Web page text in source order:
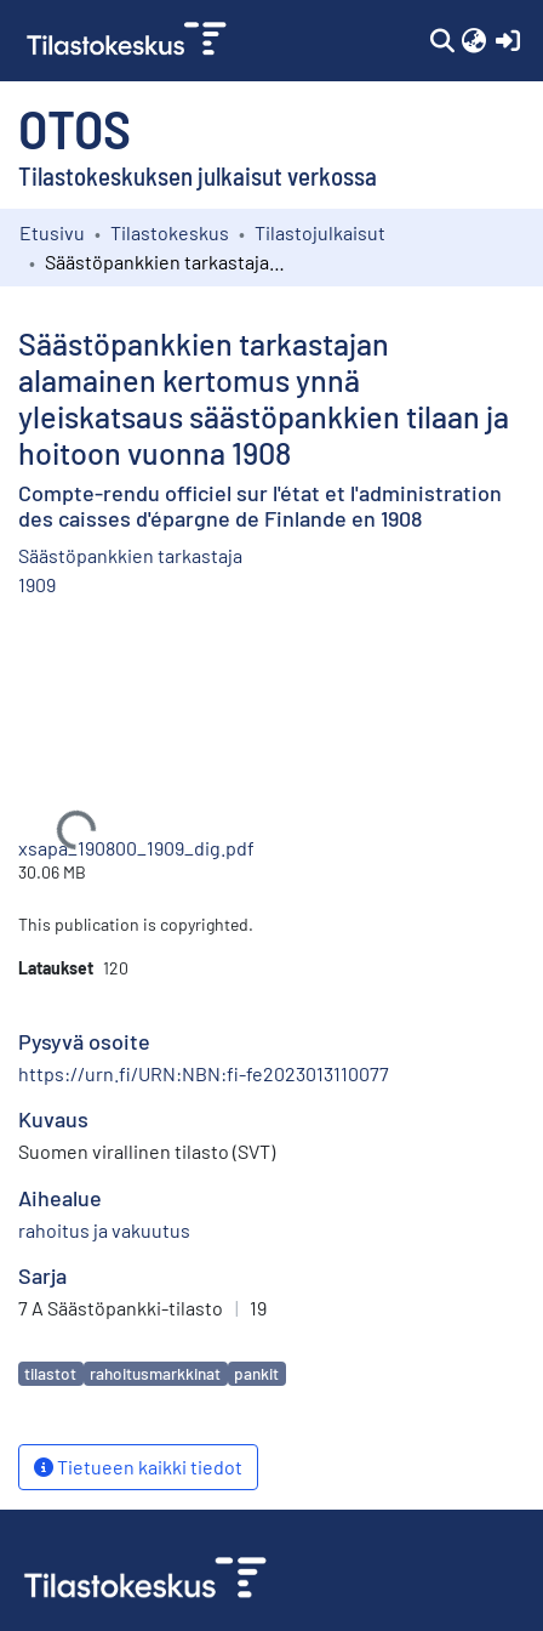
OTOS
Tilastokeskuksen julkaisut verkossa
Kokoelmat
Etusivu Tilastokeskus
Tilastojulkaisut
Säästöpankkien tarkastajan
alamainen kertomus ynnä
yleiskatsaus säästöpankkien tilaan ja
hoitoon vuonna 1908
Compte-rendu officiel sur l'état et l'administration
des caisses d'épargne de Finlande en 1908
Säästöpankkien tarkastaja
1909
Ladataan...
xsapa_190800_1909_dig.pdf
30.06 MB
This publication is copyrighted.
Lataukset 120
Pysyvä osoite
https://urn.fi/URN:NBN:fi-fe2023013110077
Kuvaus
Suomen virallinen tilasto (SVT)
Aihealue
rahoitus ja vakuutus
Sarja
7 A Säästöpankki-tilasto | 19
Avainsanat
tilastot rahoitusmarkkinat pankit
Tietueen kaikki tiedot